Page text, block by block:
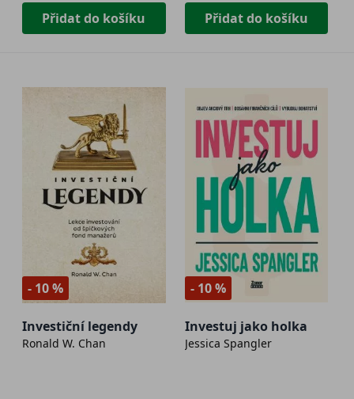
Přidat do košíku Přidat do košíku
- 10 %
Investiční legendy
Ronald W. Chan
- 10 %
Investuj jako holka
Jessica Spangler